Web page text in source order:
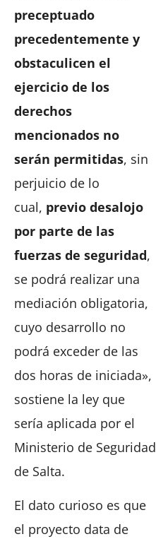
preceptuado
precedentemente y
obstaculicen el
ejercicio de los
derechos
mencionados no
serán permitidas, sin
perjuicio de lo
cual, previo desalojo
por parte de las
fuerzas de seguridad,
se podrá realizar una
mediación obligatoria,
cuyo desarrollo no
podrá exceder de las
dos horas de iniciada»,
sostiene la ley que
sería aplicada por el
Ministerio de Seguridad
de Salta.
El dato curioso es que
el proyecto data de